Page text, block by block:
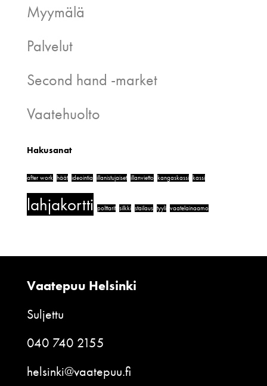
Myymälä
Palvelut
Second hand -market
Vaatehuolto
Hakusanat
after work häät ideointia illanistujaiset illanvietto kangaskassi kassi
lahjakortti polttarit silkki stailaus tyyli vaatelainaamo
Vaatepuu Helsinki
Suljettu
040 740 2155
helsinki@vaatepuu.fi